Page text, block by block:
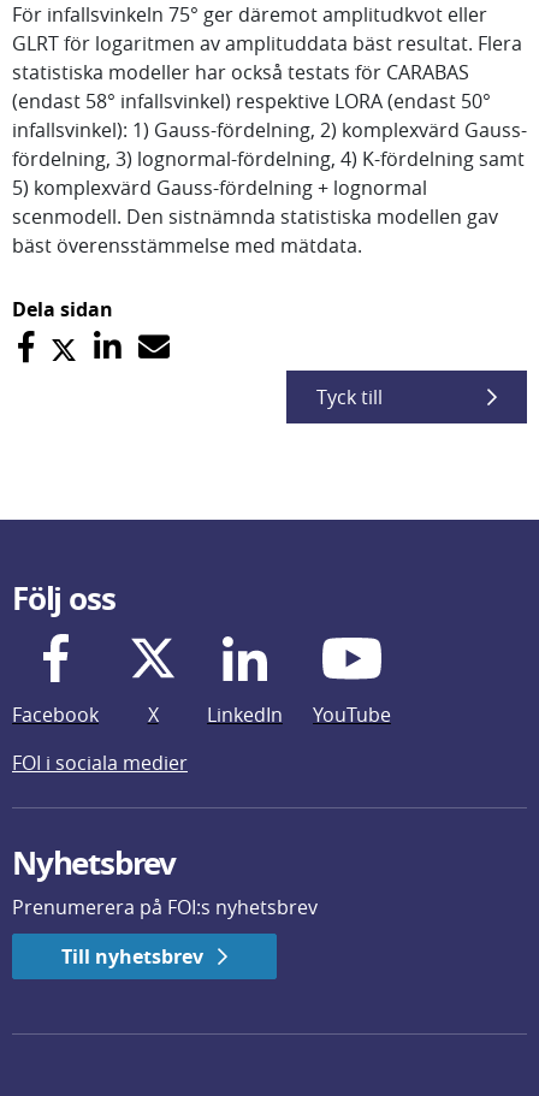
För infallsvinkeln 75° ger däremot amplitudkvot eller
GLRT för logaritmen av amplituddata bäst resultat. Flera
statistiska modeller har också testats för CARABAS
(endast 58° infallsvinkel) respektive LORA (endast 50°
infallsvinkel): 1) Gauss-fördelning, 2) komplexvärd Gauss-
fördelning, 3) lognormal-fördelning, 4) K-fördelning samt
5) komplexvärd Gauss-fördelning + lognormal
scenmodell. Den sistnämnda statistiska modellen gav
bäst överensstämmelse med mätdata.
Dela sidan
Tyck till
Följ oss
Facebook X LinkedIn
YouTube
FOI i sociala medier
Nyhetsbrev
Prenumerera på FOI:s nyhetsbrev
Till nyhetsbrev